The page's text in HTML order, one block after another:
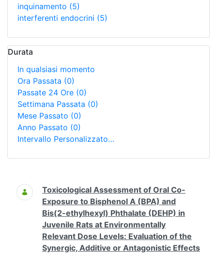
inquinamento (5)
interferenti endocrini (5)
Durata
In qualsiasi momento
Ora Passata (0)
Passate 24 Ore (0)
Settimana Passata (0)
Mese Passato (0)
Anno Passato (0)
Intervallo Personalizzato…
Ricerca
Toxicological Assessment of Oral Co-
Exposure to Bisphenol A (BPA) and
Bis(2-ethylhexyl) Phthalate (DEHP) in
Juvenile Rats at Environmentally
Relevant Dose Levels: Evaluation of the
Synergic, Additive or Antagonistic Effects